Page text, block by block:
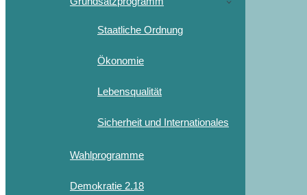
Staatliche Ordnung
Ökonomie
Lebensqualität
Sicherheit und Internationales
Wahlprogramme
Demokratie 2.18